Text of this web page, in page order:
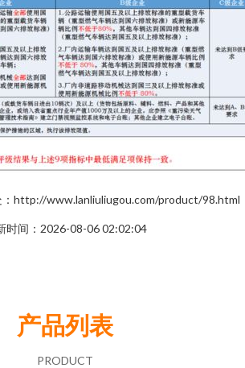
：http://www.lanliuliugou.com/product/98.html
时间：2026-08-06 02:02:04
产品列表
PRODUCT